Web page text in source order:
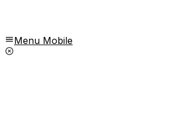
Menu Mobile